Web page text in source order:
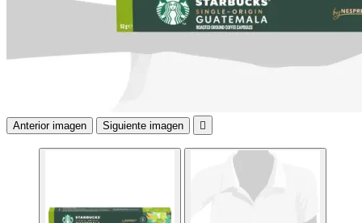
Anterior imagen Siguiente imagen 